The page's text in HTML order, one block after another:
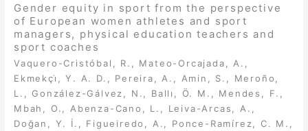
Gender equity in sport from the perspective
of European women athletes and sport
managers, physical education teachers and
sport coaches
Vaquero-Cristóbal, R., Mateo-Orcajada, A.,
Ekmekçi̇, Y. A. D., Pereira, A., Amin, S., Meroño,
L., González-Gálvez, N., Ballı, Ö. M., Mendes, F.,
Mbah, O., Abenza-Cano, L., Leiva-Arcas, A.,
Doğan, Y. İ., Figueiredo, A., Ponce-Ramírez, C. M.,